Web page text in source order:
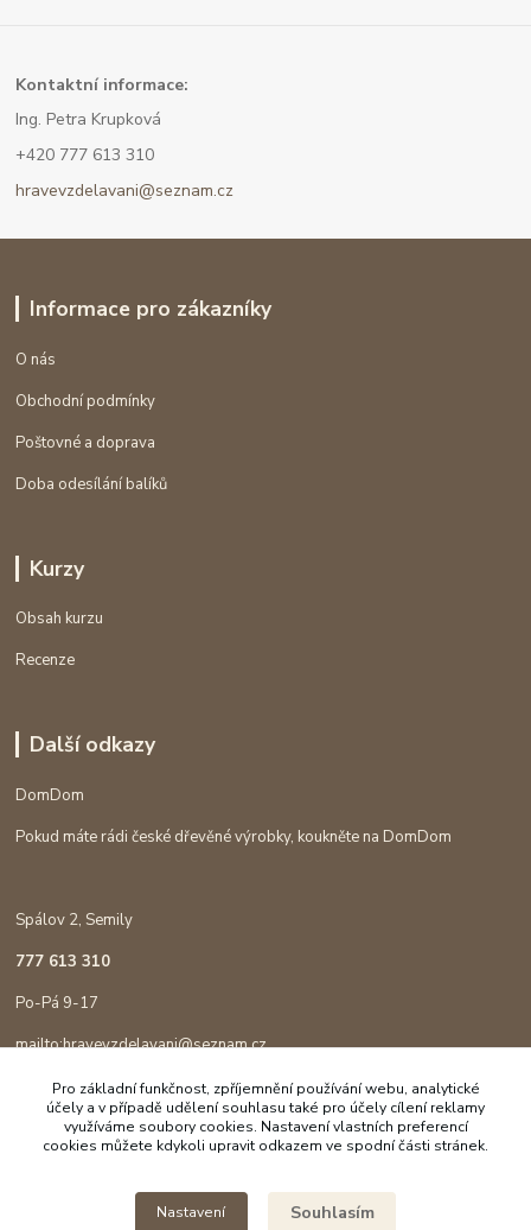
Kontaktní informace:
Ing. Petra Krupková
+420 777 613 310
hravevzdelavani@seznam.cz
Informace pro zákazníky
O nás
Obchodní podmínky
Poštovné a doprava
Doba odesílání balíků
Kurzy
Obsah kurzu
Recenze
Další odkazy
DomDom
Pokud máte rádi české dřevěné výrobky, koukněte na DomDom
Spálov 2, Semily
777 613 310
Po-Pá 9-17
mailto:hravevzdelavani@seznam.cz
Pro základní funkčnost, zpříjemnění používání webu, analytické
účely a v případě udělení souhlasu také pro účely cílení reklamy
využíváme soubory cookies. Nastavení vlastních preferencí
cookies můžete kdykoli upravit odkazem ve spodní části stránek.
Nastavení Souhlasím